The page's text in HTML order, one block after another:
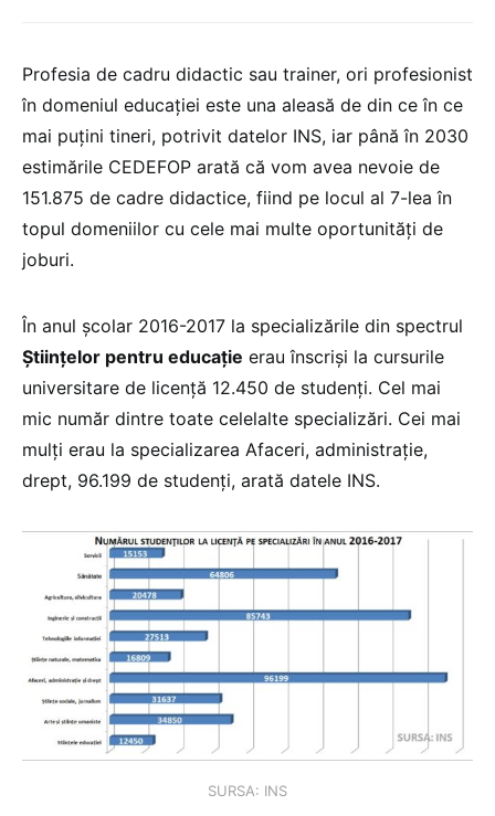
Profesia de cadru didactic sau trainer, ori profesionist
în domeniul educaţiei este una aleasă de din ce în ce
mai puţini tineri, potrivit datelor INS, iar până în 2030
estimările CEDEFOP arată că vom avea nevoie de
151.875 de cadre didactice, fiind pe locul al 7-lea în
topul domeniilor cu cele mai multe oportunităţi de
joburi.
În anul şcolar 2016-2017 la specializările din spectrul
Ştiinţelor pentru educaţie erau înscrişi la cursurile
universitare de licenţă 12.450 de studenţi. Cel mai
mic număr dintre toate celelalte specializări. Cei mai
mulţi erau la specializarea Afaceri, administraţie,
drept, 96.199 de studenţi, arată datele INS.
SURSA: INS